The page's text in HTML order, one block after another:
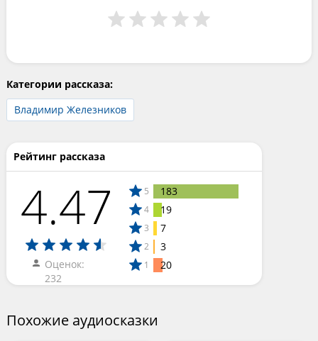
Категории рассказа:
Владимир Железников
Рейтинг рассказа
4.47
Оценок:
232
5 183
4 19
3 7
2 3
1 20
Похожие аудиосказки